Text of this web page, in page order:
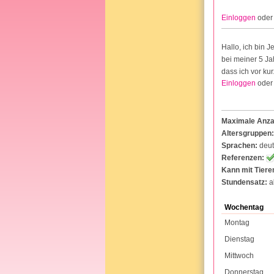
Einloggen oder
Hallo, ich bin
bei meiner 5
dass ich vor
Einloggen oder
Maximale
Altersgruppen:
Sprachen:
Referenzen:
Kann mit
Stundensatz:
Wochentag
Montag
Dienstag
Mittwoch
Donnerstag